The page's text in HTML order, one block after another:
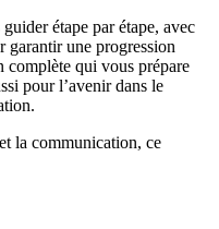
étape par étape, avec
garantir une progression
complète qui vous prépare
pour l’avenir dans le
la communication, ce